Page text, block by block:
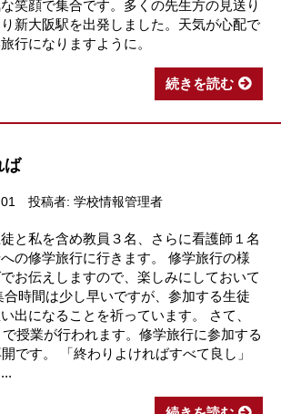
笑顔で集合です。多くの先生方の見送り
新大阪駅を出発しました。天気が心配で
行になりますように。
続きを読む
ば
投稿者: 学校情報管理者
と私を含め教員３名、さらに看護師１名
の修学旅行に行きます。 修学旅行の様
お伝えしますので、楽しみにしておいて
合時間は少し早いですが、参加する生徒
出になることを祈っています。 さて、
授業が行われます。修学旅行に参加する
です。 「終わりよければすべて良し」